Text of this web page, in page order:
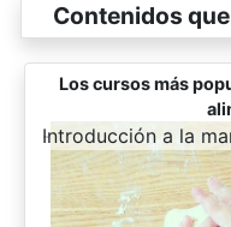
Contenidos
Los cursos más
-
Introducción a la